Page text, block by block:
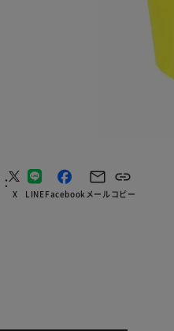
X LINEFacebookメールコピー